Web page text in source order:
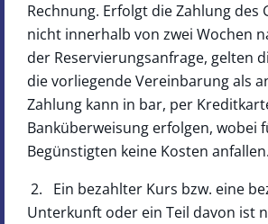
Rechnung. Erfolgt die Zahlung des
nicht innerhalb von zwei Wochen
der Reservierungsanfrage, gelten
die vorliegende Vereinbarung als
Zahlung kann in bar, per
Banküberweisung erfolgen, wobei
Begünstigten keine Kosten anfallen.
2. Ein bezahlter Kurs bzw. eine
Unterkunft oder ein Teil davon ist